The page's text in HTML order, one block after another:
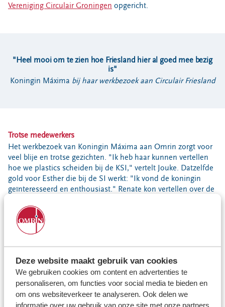
Deze website maakt gebruik van cookies
We gebruiken cookies om content en advertenties te
personaliseren, om functies voor social media te bieden en
om ons websiteverkeer te analyseren. Ook delen we
Vereniging Circulair Groningen opgericht.
"Heel mooi om te zien hoe Friesland hier al goed mee bezig
is"
Koningin Máxima bij haar werkbezoek aan Circulair Friesland
Trotse medewerkers
Het werkbezoek van Koningin Máxima aan Omrin zorgt voor
veel blije en trotse gezichten. "Ik heb haar kunnen vertellen
hoe we plastics scheiden bij de KSI," vertelt Jouke. Datzelfde
gold voor Esther die bij de SI werkt: "Ik vond de koningin
geïnteresseerd en enthousiast." Renate kon vertellen over de
oprecht geïnteresseerd in onze plannen. Wie weet komt ze
wel weer..."